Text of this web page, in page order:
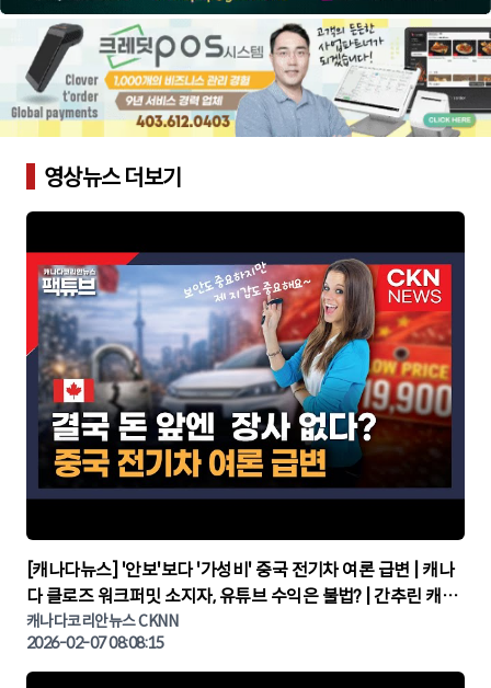
영상뉴스 더보기
▶
[캐나다뉴스] '안보'보다 '가성비' 중국 전기차 여론 급변 | 캐나
다 클로즈 워크퍼밋 소지자, 유튜브 수익은 불법? | 간추린 캐나
다뉴스 | CKNNEWS, 캐나다코리안뉴스
캐나다코리안뉴스 CKNN
2026-02-07 08:08:15